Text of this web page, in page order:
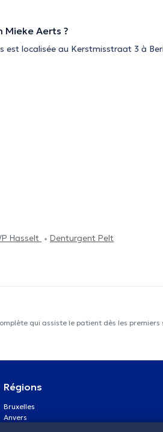
Mieke Aerts ?
est localisée au Kerstmisstraat 3 à
Hasselt Denturgent Pelt
qui assiste le patient dès les
Régions
Bruxelles
Anvers